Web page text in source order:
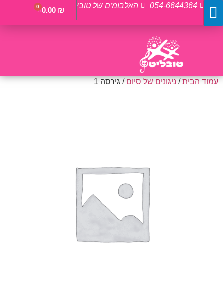
054-6644364 האלבומים של טובי
0.00 ₪
0
עמוד הבית/ניגונים של סיום/ גירסה 1